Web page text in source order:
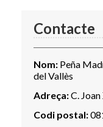
Contacte
Nom: Peña
del Vallès
Adreça:C.
Codi postal: